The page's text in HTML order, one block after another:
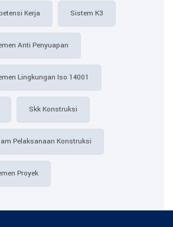
Kerja Sistem K3
Anti Penyuapan
Lingkungan Iso 14001
Skk Konstruksi
Pelaksanaan Konstruksi
Proyek